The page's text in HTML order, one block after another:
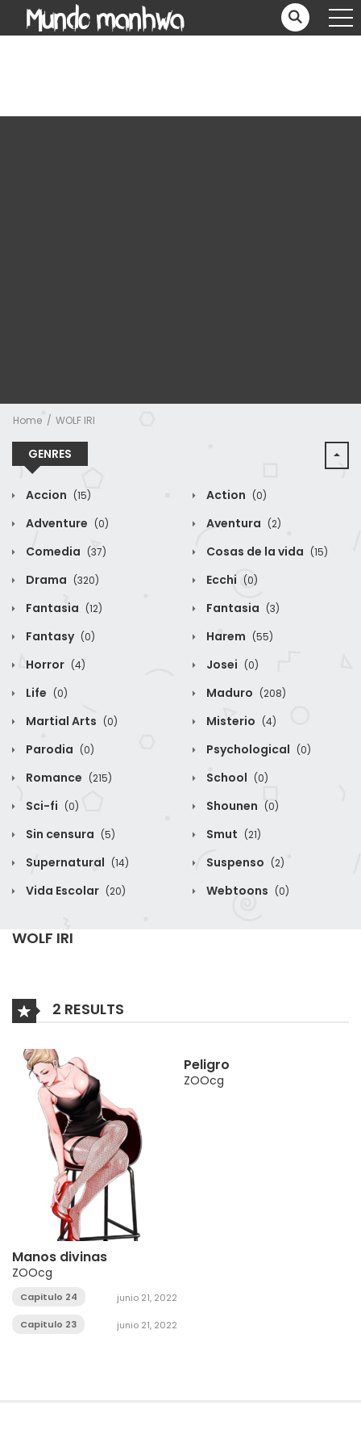
Home WOLF IRI
GENRES
Accion (15) Action (0)
Adventure (0) Aventura (2)
Comedia (37) Cosas de la vida (15)
Drama (320) Ecchi (0)
Fantasia (12) Fantasia (3)
Fantasy (0) Harem (55)
Horror (4) Josei (0)
Life (0) Maduro (208)
Martial Arts (0) Misterio (4)
Parodia (0) Psychological (0)
Romance (215) School (0)
Sci-fi (0) Shounen (0)
Sin censura (5) Smut (21)
Supernatural (14) Suspenso (2)
Vida Escolar (20) Webtoons (0)
WOLF IRI
2 RESULTS
Manos divinas
ZOOcg
Capitulo 24 junio 21, 2022
Capitulo 23 junio 21, 2022
Peligro
ZOOcg